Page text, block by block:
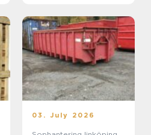
03. July 2026